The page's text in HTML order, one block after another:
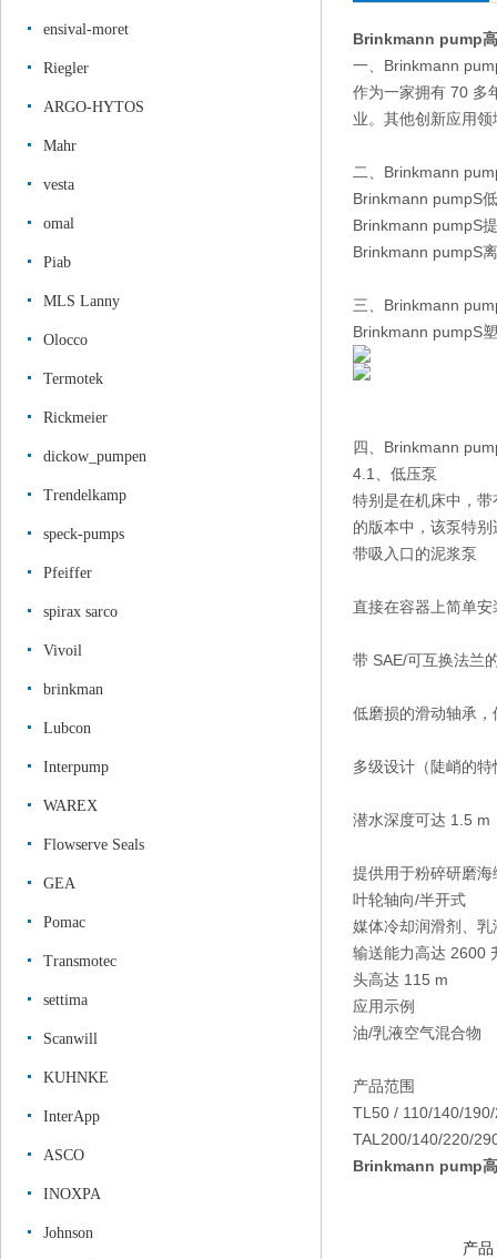
ensival-moret
Riegler
ARGO-HYTOS
Mahr
vesta
omal
Piab
MLS Lanny
Olocco
Termotek
Rickmeier
dickow_pumpen
Trendelkamp
speck-pumps
Pfeiffer
spirax sarco
Vivoil
brinkman
Lubcon
Interpump
WAREX
Flowserve Seals
GEA
Pomac
Transmotec
settima
Scanwill
KUHNKE
InterApp
ASCO
INOXPA
Johnson
Brinkmann pump
一、Brinkmann
作为一家拥有 70 多
业。其他创新应用
二、Brinkmann
Brinkmann pumpS
Brinkmann pumpS
Brinkmann pumpS
三、Brinkmann
Brinkmann pumpS
四、Brinkmann
4.1、低压泵
特别是在机床中，
的版本中，该泵特
带吸入口的泥浆泵
直接在容器上简单安
带 SAE/可互换法兰
低磨损的滑动轴承，
多级设计（陡峭的
潜水深度可达 1.5 m
提供用于粉碎研磨
叶轮轴向/半开式
媒体冷却润滑剂、乳
输送能力高达 2600
头高达 115 m
应用示例
油/乳液空气混合物
产品范围
TL50 / 110/140/
TAL200/140/220/
Brinkmann pump
产品